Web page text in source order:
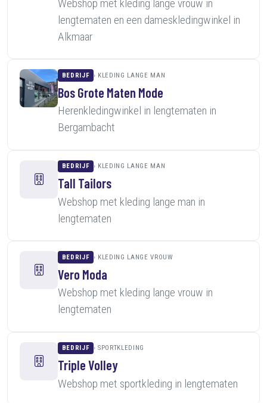
Webshop met kleding lange vrouw in
lengtematen en een dameskledingwinkel in
Alkmaar
BEDRIJF KLEDING LANGE MAN
Bos Grote Maten Mode
Herenkledingwinkel in lengtematen in
Bergambacht
BEDRIJF KLEDING LANGE MAN
Tall Tailors
Webshop met kleding lange man in
lengtematen
BEDRIJF KLEDING LANGE VROUW
Vero Moda
Webshop met kleding lange vrouw in
lengtematen
BEDRIJF SPORTKLEDING
Triple Volley
Webshop met sportkleding in lengtematen